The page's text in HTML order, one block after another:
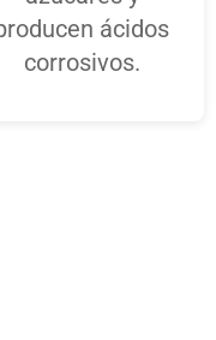
ácidos
corrosivos.